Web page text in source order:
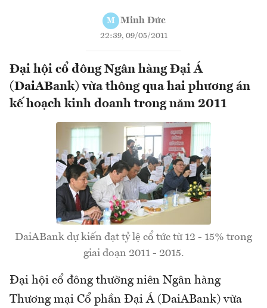
M Minh Đức
22:39, 09/05/2011
Đại hội cổ đông Ngân hàng Đại Á
(DaiABank) vừa thông qua hai phương án
kế hoạch kinh doanh trong năm 2011
DaiABank dự kiến đạt tỷ lệ cổ tức từ 12 - 15% trong
giai đoạn 2011 - 2015.
Đại hội cổ đông thường niên Ngân hàng
Thương mại Cổ phần Đại Á (DaiABank) vừa